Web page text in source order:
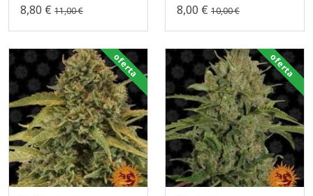
8,80 € 11,00 € 8,00 € 10,00 €
oferta oferta